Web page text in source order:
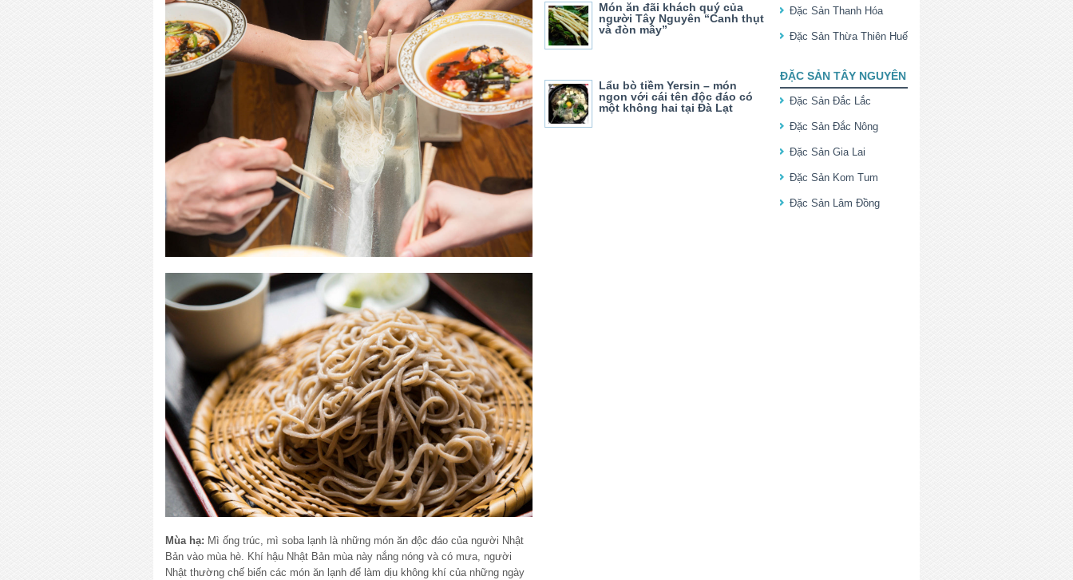
Mùa hạ: Mì ống trúc, mì soba lạnh là những món ăn độc đáo của người Nhật
Bản vào mùa hè. Khí hậu Nhật Bản mùa này nắng nóng và có mưa, người
Nhật thường chế biến các món ăn lạnh để làm dịu không khí của những ngày
Món ăn đãi khách quý của
người Tây Nguyên “Canh thụt
và đòn mây”
Lẩu bò tiềm Yersin – món
ngon với cái tên độc đáo có
một không hai tại Đà Lạt
Đặc Sản Thanh Hóa
Đặc Sản Thừa Thiên Huế
ĐẶC SẢN TÂY NGUYÊN
Đặc Sản Đắc Lắc
Đặc Sản Đắc Nông
Đặc Sản Gia Lai
Đặc Sản Kom Tum
Đặc Sản Lâm Đồng